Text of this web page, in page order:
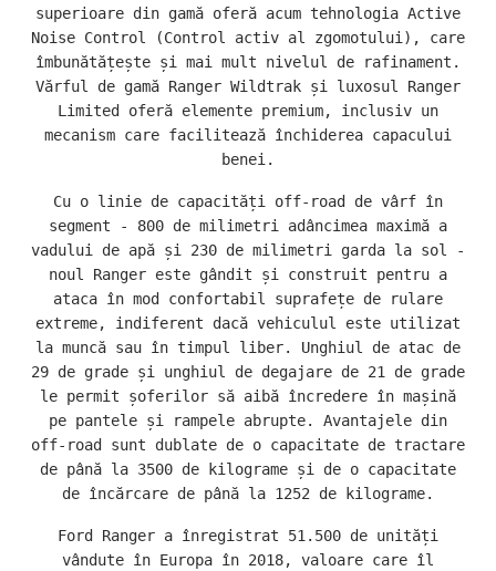
superioare din gamă oferă acum tehnologia Active
Noise Control (Control activ al zgomotului), care
îmbunătățește și mai mult nivelul de rafinament.
Vărful de gamă Ranger Wildtrak și luxosul Ranger
Limited oferă elemente premium, inclusiv un
mecanism care facilitează închiderea capacului
benei.
Cu o linie de capacități off-road de vârf în
segment - 800 de milimetri adâncimea maximă a
vadului de apă și 230 de milimetri garda la sol -
noul Ranger este gândit și construit pentru a
ataca în mod confortabil suprafețe de rulare
extreme, indiferent dacă vehiculul este utilizat
la muncă sau în timpul liber. Unghiul de atac de
29 de grade și unghiul de degajare de 21 de grade
le permit șoferilor să aibă încredere în mașină
pe pantele și rampele abrupte. Avantajele din
off-road sunt dublate de o capacitate de tractare
de până la 3500 de kilograme și de o capacitate
de încărcare de până la 1252 de kilograme.
Ford Ranger a înregistrat 51.500 de unități
vândute în Europa în 2018, valoare care îl